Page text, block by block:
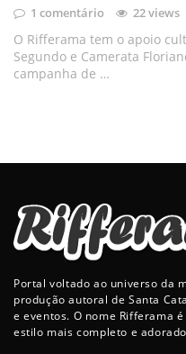
1 comentário 22 views
O Rifferama tem o apoio
Segundo e Camerata
campanha de …
Portal voltado ao universo da
produção autoral de Santa
e eventos. O nome Rifferama
estilo mais completo e